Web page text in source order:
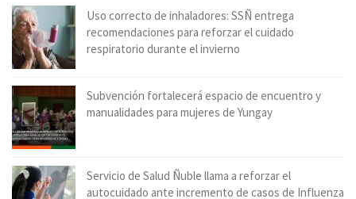
Uso correcto de inhaladores: SSÑ entrega
recomendaciones para reforzar el cuidado
respiratorio durante el invierno
Subvención fortalecerá espacio de encuentro y
manualidades para mujeres de Yungay
Servicio de Salud Ñuble llama a reforzar el
autocuidado ante incremento de casos de Influenza